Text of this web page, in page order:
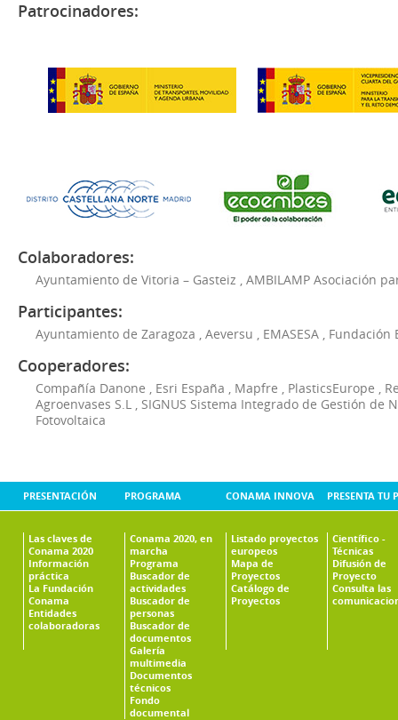
Patrocinadores:
Colaboradores:
Ayuntamiento de Vitoria – Gasteiz AMBILAMP Asociación
Participantes:
Ayuntamiento de Zaragoza Aeversu EMASESA Fundación
Cooperadores:
Compañía Danone Esri España Mapfre PlasticsEurope
Agroenvases S.L
SIGNUS Sistema Integrado de Gestión de
Fotovoltaica
PRESENTACIÓN
Las claves de
Conama 2020
Información
práctica
La Fundación
Conama
Entidades
colaboradoras
PROGRAMA
Conama 2020, en
marcha
Programa
Buscador de
actividades
Buscador de
personas
Buscador de
documentos
Galería
multimedia
Documentos
técnicos
Fondo
documental
CONAMA INNOVA
Listado proyectos
europeos
Mapa de
Proyectos
Catálogo de
Proyectos
PRESENTA TU
Científico -
Técnicas
Difusión de
Proyecto
Consulta las